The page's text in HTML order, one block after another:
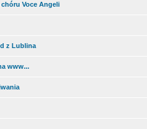
Voce Angeli
z Lublina
www...